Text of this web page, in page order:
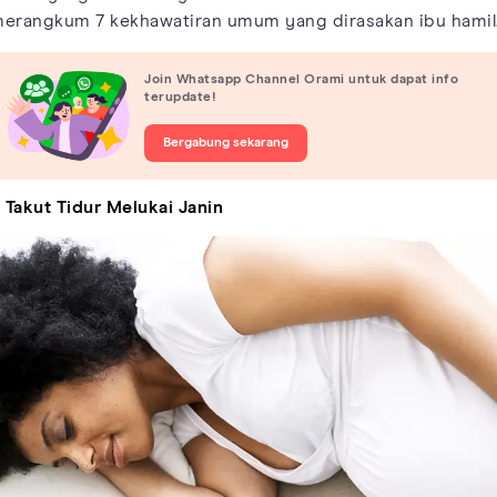
7 kekhawatiran umum yang dirasakan ibu
Join Whatsapp Channel Orami untuk dapat info
terupdate!
Bergabung sekarang
Takut Tidur Melukai Janin